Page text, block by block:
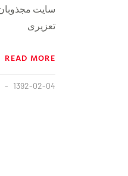
تعزیری
READ MORE
1392-02-04